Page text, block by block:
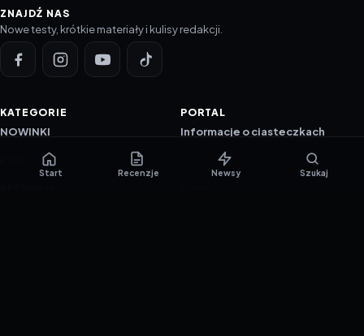
ZNAJDŹ NAS
Nowe testy, krótkie materiały i kulisy redakcji.
KATEGORIE
NOWINKI
PORADNIKI
PORTAL
Informacje o ciasteczkach
Polityka prywatności
Start Recenzje Newsy Szukaj